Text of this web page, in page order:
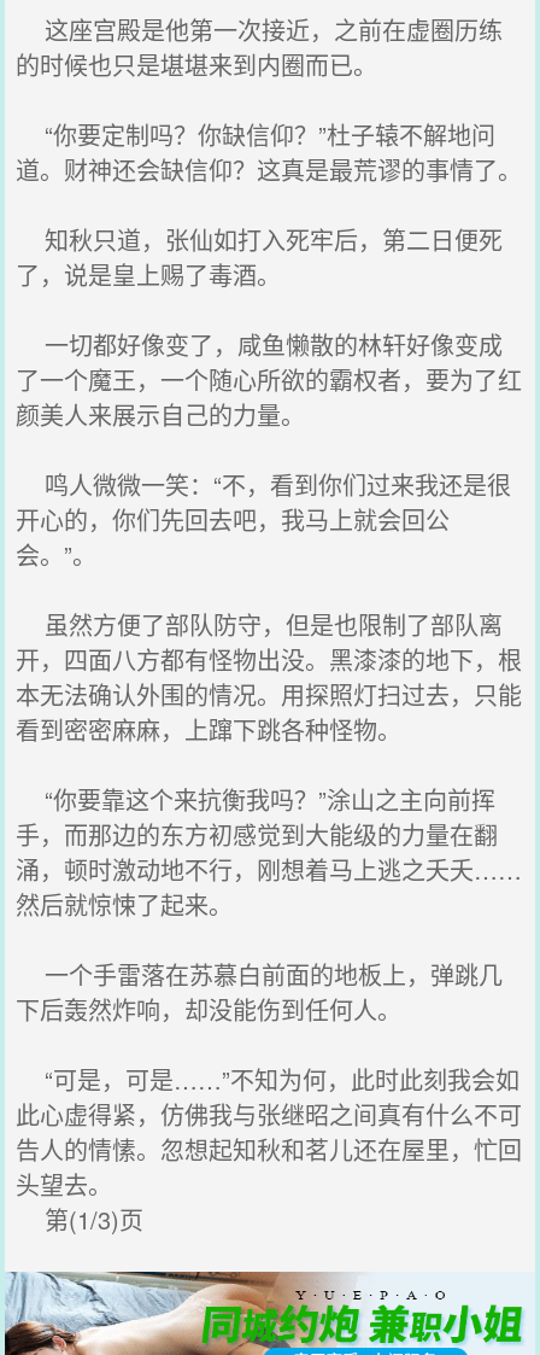
这座宫殿是他第一次接近，之前在虚圈历练
的时候也只是堪堪来到内圈而已。
“你要定制吗？你缺信仰？”杜子辕不解地问
道。财神还会缺信仰？这真是最荒谬的事情了。
知秋只道，张仙如打入死牢后，第二日便死
了，说是皇上赐了毒酒。
一切都好像变了，咸鱼懒散的林轩好像变成
了一个魔王，一个随心所欲的霸权者，要为了红
颜美人来展示自己的力量。
鸣人微微一笑：“不，看到你们过来我还是很
开心的，你们先回去吧，我马上就会回公
会。”。
虽然方便了部队防守，但是也限制了部队离
开，四面八方都有怪物出没。黑漆漆的地下，根
本无法确认外围的情况。用探照灯扫过去，只能
看到密密麻麻，上蹿下跳各种怪物。
“你要靠这个来抗衡我吗？”涂山之主向前挥
手，而那边的东方初感觉到大能级的力量在翻
涌，顿时激动地不行，刚想着马上逃之夭夭……
然后就惊悚了起来。
一个手雷落在苏慕白前面的地板上，弹跳几
下后轰然炸响，却没能伤到任何人。
“可是，可是……”不知为何，此时此刻我会如
此心虚得紧，仿佛我与张继昭之间真有什么不可
告人的情愫。忽想起知秋和茗儿还在屋里，忙回
头望去。
第(1/3)页